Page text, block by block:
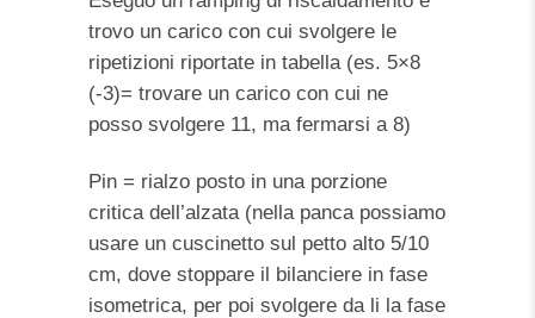
trovo un carico con cui svolgere le
ripetizioni riportate in tabella (es. 5×8
(-3)= trovare un carico con cui ne
posso svolgere 11, ma fermarsi a 8)
Pin = rialzo posto in una porzione
critica dell’alzata (nella panca possiamo
usare un cuscinetto sul petto alto 5/10
cm, dove stoppare il bilanciere in fase
isometrica, per poi svolgere da li la fase